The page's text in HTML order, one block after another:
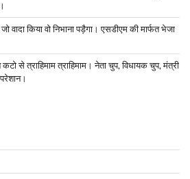
वादा किया वो निभाना पड़ैगा। एसडीएम की मार्फत भेजा
कटो से त्राहिमाम त्राहिमाम। नेता चुप, विधायक चुप, मंत्री